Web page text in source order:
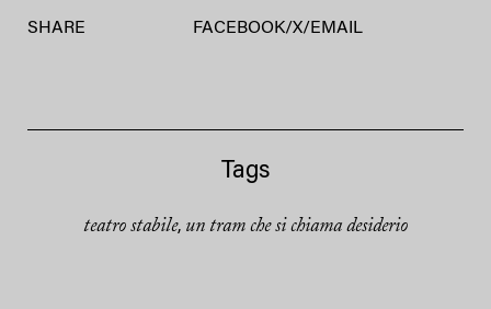
SHARE FACEBOOK/X/ EMAIL
Tags
teatro stabile, un tram che si chiama desiderio